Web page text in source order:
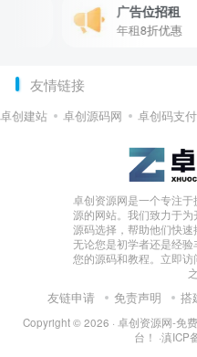
广告位招租
年租8折优惠
友情链接
卓创建站 卓创源码网 卓创码支付
卓创资源网是一个专注
源的网站。我们致力于
源码选择，帮助他们快速
无论您是初学者还是经
您的源码和教程。立即
友链申请 免责声明 搭
Copyright © 2026 · 卓创资源网-免
台！ ·滇ICP